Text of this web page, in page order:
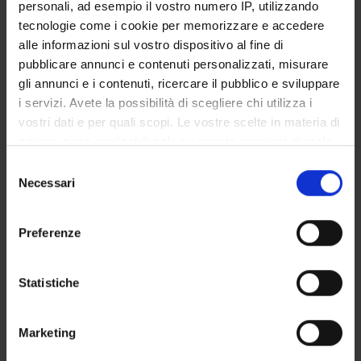
personali, ad esempio il vostro numero IP, utilizzando
tecnologie come i cookie per memorizzare e accedere
alle informazioni sul vostro dispositivo al fine di
pubblicare annunci e contenuti personalizzati, misurare
gli annunci e i contenuti, ricercare il pubblico e sviluppare
i servizi. Avete la possibilità di scegliere chi utilizza i
vostri dati e per quali scopi. Le vostre scelte in materia di
modificare o revocare il proprio consenso in qualsiasi
momento dalla Dichiarazione sui cookie o facendo clic
raccogliere informazioni sulla tua posizione
geografica, con un'approssimazione di qualche
Identificare il tuo dispositivo, scansionandolo
delNecessari
Preferenze
Statistiche
Marketing
Anna Cappellotto
Professore associato
Maria Adele Cipolla
Professore ordinario
COMPETENZE
PROGETTI
GRUPPI DI RICERCA